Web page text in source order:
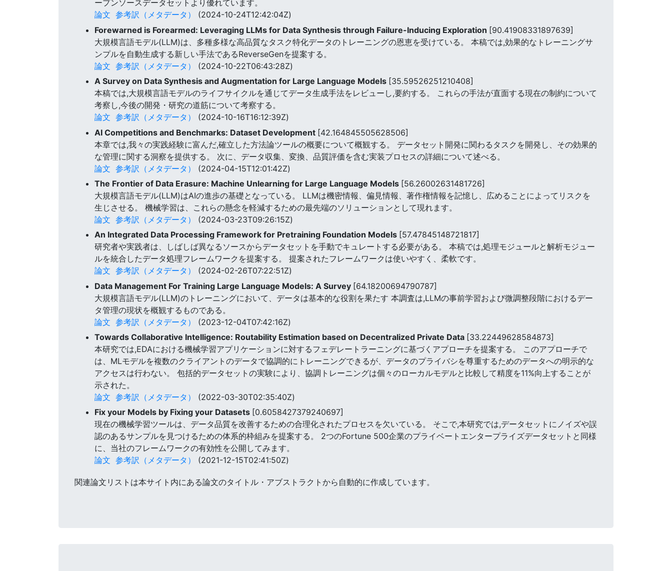
ープンソースデータセットより優れています。
論文 参考訳（メタデータ）
(2024-10-24T12:42:04Z)
Forewarned is Forearmed: Leveraging LLMs for Data Synthesis through Failure-Inducing Exploration [90.41908331897639]
大規模言語モデル(LLM)は、多種多様な高品質なタスク特化データのトレーニングの恩恵を受けている。 本稿では,効果的なトレーニングサ
ンプルを自動生成する新しい手法であるReverseGenを提案する。
論文 参考訳（メタデータ）
(2024-10-22T06:43:28Z)
A Survey on Data Synthesis and Augmentation for Large Language Models [35.59526251210408]
本稿では,大規模言語モデルのライフサイクルを通じてデータ生成手法をレビューし,要約する。 これらの手法が直面する現在の制約について
考察し,今後の開発・研究の道筋について考察する。
論文 参考訳（メタデータ）
(2024-10-16T16:12:39Z)
AI Competitions and Benchmarks: Dataset Development [42.164845505628506]
本章では,我々の実践経験に富んだ,確立した方法論ツールの概要について概観する。 データセット開発に関わるタスクを開発し、その効果的
な管理に関する洞察を提供する。 次に、データ収集、変換、品質評価を含む実装プロセスの詳細について述べる。
論文 参考訳（メタデータ）
(2024-04-15T12:01:42Z)
The Frontier of Data Erasure: Machine Unlearning for Large Language Models [56.26002631481726]
大規模言語モデル(LLM)はAIの進歩の基礎となっている。 LLMは機密情報、偏見情報、著作権情報を記憶し、広めることによってリスクを
生じさせる。 機械学習は、これらの懸念を軽減するための最先端のソリューションとして現れます。
論文 参考訳（メタデータ）
(2024-03-23T09:26:15Z)
An Integrated Data Processing Framework for Pretraining Foundation Models [57.47845148721817]
研究者や実践者は、しばしば異なるソースからデータセットを手動でキュレートする必要がある。 本稿では,処理モジュールと解析モジュー
ルを統合したデータ処理フレームワークを提案する。 提案されたフレームワークは使いやすく、柔軟です。
論文 参考訳（メタデータ）
(2024-02-26T07:22:51Z)
Data Management For Training Large Language Models: A Survey [64.18200694790787]
大規模言語モデル(LLM)のトレーニングにおいて、データは基本的な役割を果たす 本調査は,LLMの事前学習および微調整段階におけるデー
タ管理の現状を概観するものである。
論文 参考訳（メタデータ）
(2023-12-04T07:42:16Z)
Towards Collaborative Intelligence: Routability Estimation based on Decentralized Private Data [33.22449628584873]
本研究では,EDAにおける機械学習アプリケーションに対するフェデレートラーニングに基づくアプローチを提案する。 このアプローチで
は、MLモデルを複数のクライアントのデータで協調的にトレーニングできるが、データのプライバシを尊重するためのデータへの明示的な
アクセスは行わない。 包括的データセットの実験により、協調トレーニングは個々のローカルモデルと比較して精度を11%向上することが
示された。
論文 参考訳（メタデータ）
(2022-03-30T02:35:40Z)
Fix your Models by Fixing your Datasets [0.6058427379240697]
現在の機械学習ツールは、データ品質を改善するための合理化されたプロセスを欠いている。 そこで,本研究では,データセットにノイズや誤
認のあるサンプルを見つけるための体系的枠組みを提案する。 2つのFortune 500企業のプライベートエンタープライズデータセットと同様
に、当社のフレームワークの有効性を公開してみます。
論文 参考訳（メタデータ） (2021-12-15T02:41:50Z)
関連論文リストは本サイト内にある論文のタイトル・アブストラクトから自動的に作成しています。